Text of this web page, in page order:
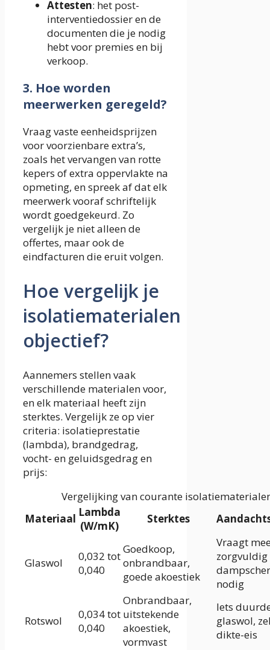
Attesten: het post-
interventiedossier en de
documenten die je nodig
hebt voor premies en bij
verkoop.
3. Hoe worden
meerwerken geregeld?
Vraag vaste eenheidsprijzen
voor voorzienbare extra’s,
zoals het vervangen van rotte
kepers of extra oppervlakte na
opmeting, en spreek af dat elk
meerwerk vooraf schriftelijk
wordt goedgekeurd. Zo
vergelijk je niet alleen de
offertes, maar ook de
eindfacturen die eruit volgen.
Hoe vergelijk je
isolatiematerialen
objectief?
Aannemers stellen vaak
verschillende materialen voor,
en elk materiaal heeft zijn
sterktes. Vergelijk ze op vier
criteria: isolatieprestatie
(lambda), brandgedrag,
vocht- en geluidsgedrag en
prijs:
Vergelijking van courante
Materiaal Lambda
(W/mK)
Sterktes
Glaswol
0,032 tot
0,040
Goedkoop,
onbrandbaar,
goede akoestiek
Vraagt
zorgvuldig
nodig
Rotswol
0,034 tot
0,040
Onbrandbaar,
uitstekende
akoestiek,
vormvast
Iets
glaswol,
dikte-eis